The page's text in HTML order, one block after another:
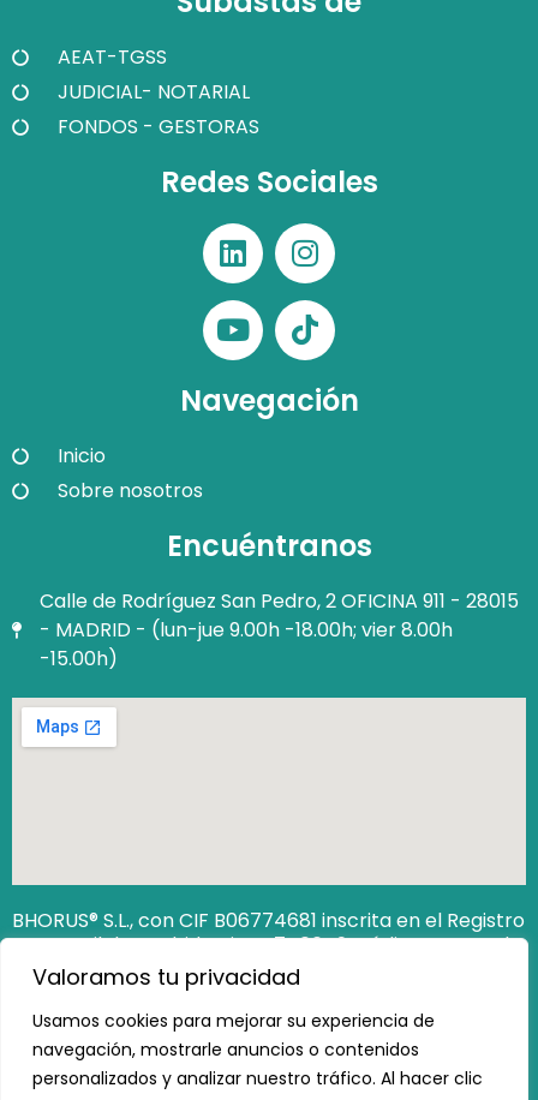
Valoramos tu privacidad
Usamos cookies para mejorar su experiencia de
navegación, mostrarle anuncios o contenidos
personalizados y analizar nuestro tráfico. Al hacer clic
AEAT-TGSS
JUDICIAL- NOTARIAL
FONDOS - GESTORAS
Redes Sociales
Navegación
Inicio
Sobre nosotros
Encuéntranos
Calle de Rodríguez San Pedro, 2 OFICINA 911 - 28015
- MADRID - (lun-jue 9.00h -18.00h; vier 8.00h
-15.00h)
BHORUS® S.L., con CIF B06774681 inscrita en el Registro
Mercantil de Madrid Hoja M‐740649. Código Seguro de
Verificación (CSV): 12806538162473100
https://www.registradores.org/csv